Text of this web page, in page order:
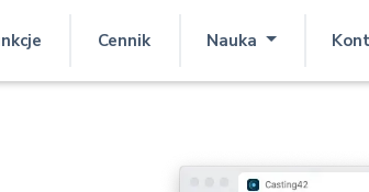
Cennik Nauka